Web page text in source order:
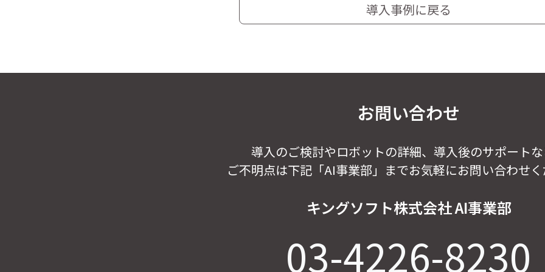
導入事例に戻る
お問い合わせ
導入のご検討やロボットの詳細、導入後のサポートな
ご不明点は下記「AI事業部」までお気軽にお問い合わせく
キングソフト株式会社 AI事業部
03-4226-8230